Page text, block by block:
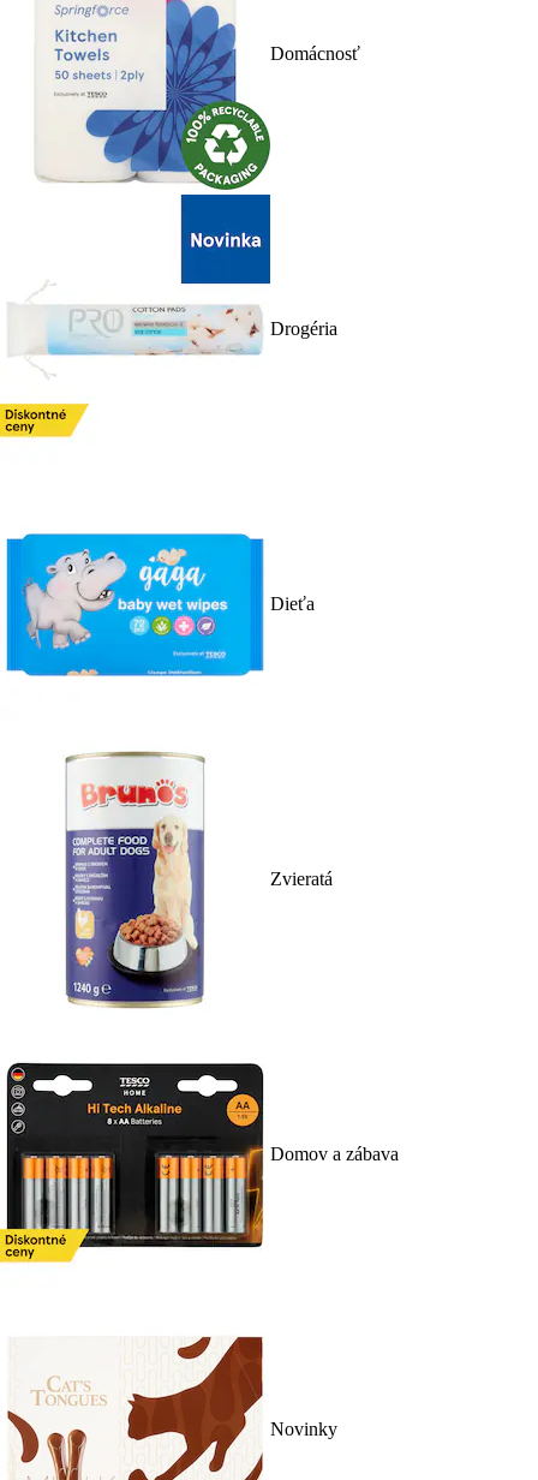
Domácnosť
Drogéria
Dieťa
Zvieratá
Domov a zábava
Novinky